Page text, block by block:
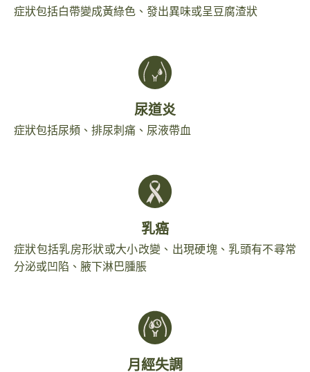
症狀包括白帶變成黃綠色、發出異味或呈豆腐渣狀
尿道炎
症狀包括尿頻、排尿刺痛、尿液帶血
乳癌
症狀包括乳房形狀或大小改變、出現硬塊、乳頭有不尋常
分泌或凹陷、腋下淋巴腫脹
月經失調